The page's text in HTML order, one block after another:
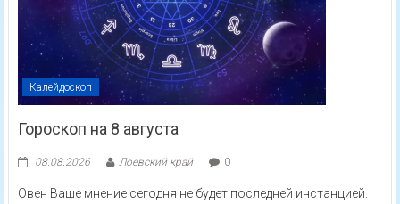
Калейдоскоп
Гороскоп на 8 августа
08.08.2026 Лоевский край 0
Овен Ваше мнение сегодня не будет последней инстанцией.